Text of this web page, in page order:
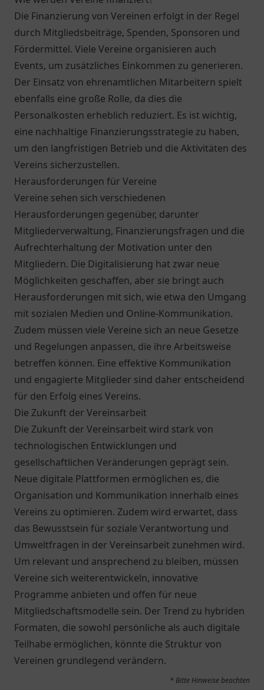
Die Finanzierung von Vereinen erfolgt in der Regel
durch Mitgliedsbeiträge, Spenden, Sponsoren und
Fördermittel. Viele Vereine organisieren auch
Events, um zusätzliches Einkommen zu generieren.
Der Einsatz von ehrenamtlichen Mitarbeitern spielt
ebenfalls eine große Rolle, da dies die
Personalkosten erheblich reduziert. Es ist wichtig,
eine nachhaltige Finanzierungsstrategie zu haben,
um den langfristigen Betrieb und die Aktivitäten des
Vereins sicherzustellen.
Herausforderungen für Vereine
Vereine sehen sich verschiedenen
Herausforderungen gegenüber, darunter
Mitgliederverwaltung, Finanzierungsfragen und die
Aufrechterhaltung der Motivation unter den
Mitgliedern. Die Digitalisierung hat zwar neue
Möglichkeiten geschaffen, aber sie bringt auch
Herausforderungen mit sich, wie etwa den Umgang
mit sozialen Medien und Online-Kommunikation.
Zudem müssen viele Vereine sich an neue Gesetze
und Regelungen anpassen, die ihre Arbeitsweise
betreffen können. Eine effektive Kommunikation
und engagierte Mitglieder sind daher entscheidend
für den Erfolg eines Vereins.
Die Zukunft der Vereinsarbeit
Die Zukunft der Vereinsarbeit wird stark von
technologischen Entwicklungen und
gesellschaftlichen Veränderungen geprägt sein.
Neue digitale Plattformen ermöglichen es, die
Organisation und Kommunikation innerhalb eines
Vereins zu optimieren. Zudem wird erwartet, dass
das Bewusstsein für soziale Verantwortung und
Umweltfragen in der Vereinsarbeit zunehmen wird.
Um relevant und ansprechend zu bleiben, müssen
Vereine sich weiterentwickeln, innovative
Programme anbieten und offen für neue
Mitgliedschaftsmodelle sein. Der Trend zu hybriden
Formaten, die sowohl persönliche als auch digitale
Teilhabe ermöglichen, könnte die Struktur von
Vereinen grundlegend verändern.
* Bitte Hinweise beachten